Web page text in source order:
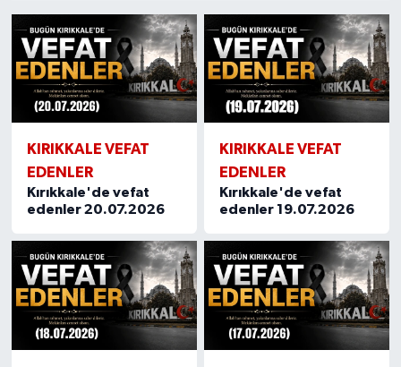
KIRIKKALE VEFAT
EDENLER
Kırıkkale'de vefat
edenler 20.07.2026
KIRIKKALE VEFAT
EDENLER
Kırıkkale'de vefat
edenler 19.07.2026